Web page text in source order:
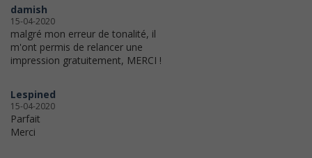
damish
15-04-2020
malgré mon erreur de tonalité, il
m'ont permis de relancer une
impression gratuitement, MERCI !
Lespined
15-04-2020
Parfait
Merci